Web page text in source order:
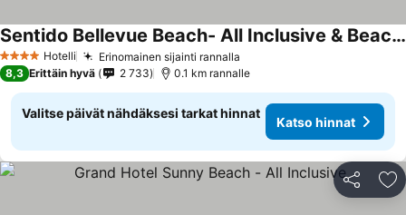
4 Tähtiluokitus
Hotelli Erinomainen sijainti rannalla
Sentido Bellevue Beach- All Inclusive & Beach Access
8,3 Erittäin hyvä 2 733 0.1 km rannalle
Valitse päivät nähdäksesi tarkat hinnat
Katso hinnat
Jaa